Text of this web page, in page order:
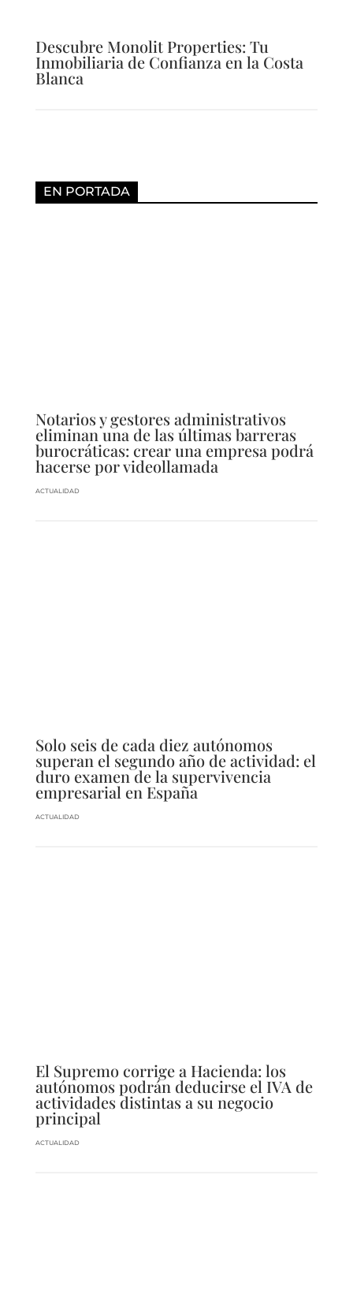
Descubre Monolit Properties: Tu
Inmobiliaria de Confianza en la Costa
Blanca
EN PORTADA
Notarios y gestores administrativos
eliminan una de las últimas barreras
burocráticas: crear una empresa podrá
hacerse por videollamada
ACTUALIDAD
Solo seis de cada diez autónomos
superan el segundo año de actividad: el
duro examen de la supervivencia
empresarial en España
ACTUALIDAD
El Supremo corrige a Hacienda: los
autónomos podrán deducirse el IVA de
actividades distintas a su negocio
principal
ACTUALIDAD